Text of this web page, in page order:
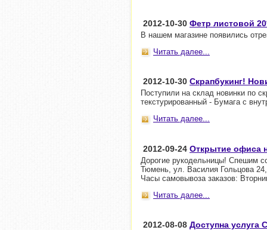
2012-10-30 Фетр листовой
В нашем магазине появились
Читать далее...
2012-10-30 Скрапбукинг!
Поступили на склад новинки по
текстурированный - Бумага с
Читать далее...
2012-09-24 Открытие офиса
Дорогие рукодельницы! Спешим
Тюмень, ул. Василия Гольцова
Часы самовывоза заказов:
Читать далее...
2012-08-08 Доступна